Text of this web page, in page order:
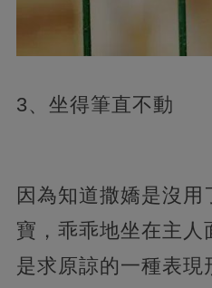
3、坐得
因為知道撒嬌是沒用
寶，乖乖地坐在主人
是求原諒的一種表現